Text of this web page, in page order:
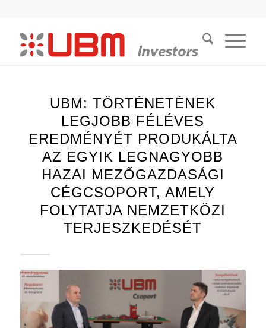
UBM: TÖRTÉNETÉNEK
LEGJOBB FÉLÉVES
EREDMÉNYÉT PRODUKÁLTA
AZ EGYIK LEGNAGYOBB
HAZAI MEZŐGAZDASÁGI
CÉGCSOPORT, AMELY
FOLYTATJA NEMZETKÖZI
TERJESZKEDÉSÉT